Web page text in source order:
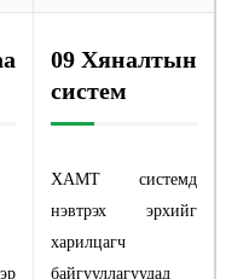
09 Хяналтын
систем
ХАМТ системд
нэвтрэх эрхийг
харилцагч
байгууллагуудад